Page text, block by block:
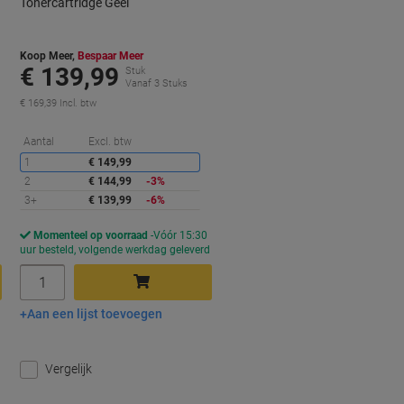
Koop Meer, Bespaar Meer
€ 139,99
Stuk
Vanaf 3 Stuks
€ 169,39 Incl. btw
Aantal Excl. btw
1
€ 149,99
2
€ 144,99
-3%
3+
€ 139,99 -6%
Momenteel op voorraad Vóór 15:30
uur besteld, volgende werkdag geleverd
In winkelwagen
Aan een lijst toevoegen
Vergelijk